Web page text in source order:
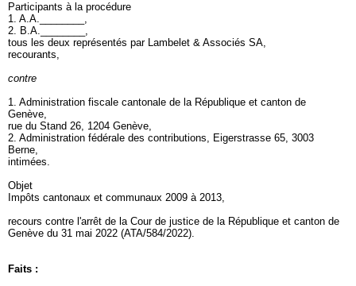
Participants à la procédure
1. A.A.________,
2. B.A.________,
tous les deux représentés par Lambelet & Associés SA,
recourants,
contre
1. Administration fiscale cantonale de la République et canton de
Genève,
rue du Stand 26, 1204 Genève,
2. Administration fédérale des contributions, Eigerstrasse 65, 3003
Berne,
intimées.
Objet
Impôts cantonaux et communaux 2009 à 2013,
recours contre l'arrêt de la Cour de justice de la République et canton de
Genève du 31 mai 2022 (ATA/584/2022).
Faits :